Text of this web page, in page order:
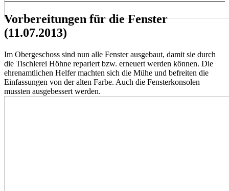
Vorbereitungen für die Fenster
(11.07.2013)
Im Obergeschoss sind nun alle Fenster ausgebaut, damit sie durch
die Tischlerei Höhne repariert bzw. erneuert werden können. Die
ehrenamtlichen Helfer machten sich die Mühe und befreiten die
Einfassungen von der alten Farbe. Auch die Fensterkonsolen
mussten ausgebessert werden.